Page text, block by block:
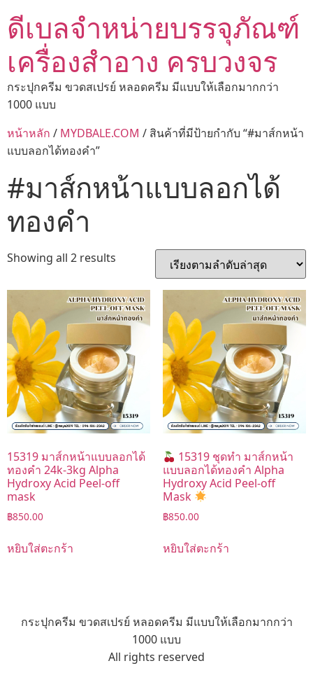
ดีเบลจำหน่ายบรรจุภัณฑ์
เครื่องสำอาง ครบวงจร
กระปุกครีม ขวดสเปรย์ หลอดครีม มีแบบให้เลือกมากกว่า
1000 แบบ
หน้าหลัก / MYDBALE.COM / สินค้าที่มีป้ายกำกับ “#มาส์กหน้า
แบบลอกได้ทองคำ”
#มาส์กหน้าแบบลอกได้
ทองคำ
Showing all 2 results
15319 มาส์กหน้าแบบลอกได้
ทองคำ 24k-3kg Alpha
Hydroxy Acid Peel-off
mask
฿850.00
หยิบใส่ตะกร้า
15319 ชุดทำ มาส์กหน้า
แบบลอกได้ทองคำ Alpha
Hydroxy Acid Peel-off
Mask
฿850.00
หยิบใส่ตะกร้า
กระปุกครีม ขวดสเปรย์ หลอดครีม มีแบบให้เลือกมากกว่า
1000 แบบ
All rights reserved